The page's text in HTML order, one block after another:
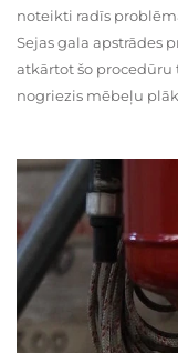
noteikti radīs
Sejas gala apstrādes
atkārtot šo procedūru
nogriezis mēbeļu